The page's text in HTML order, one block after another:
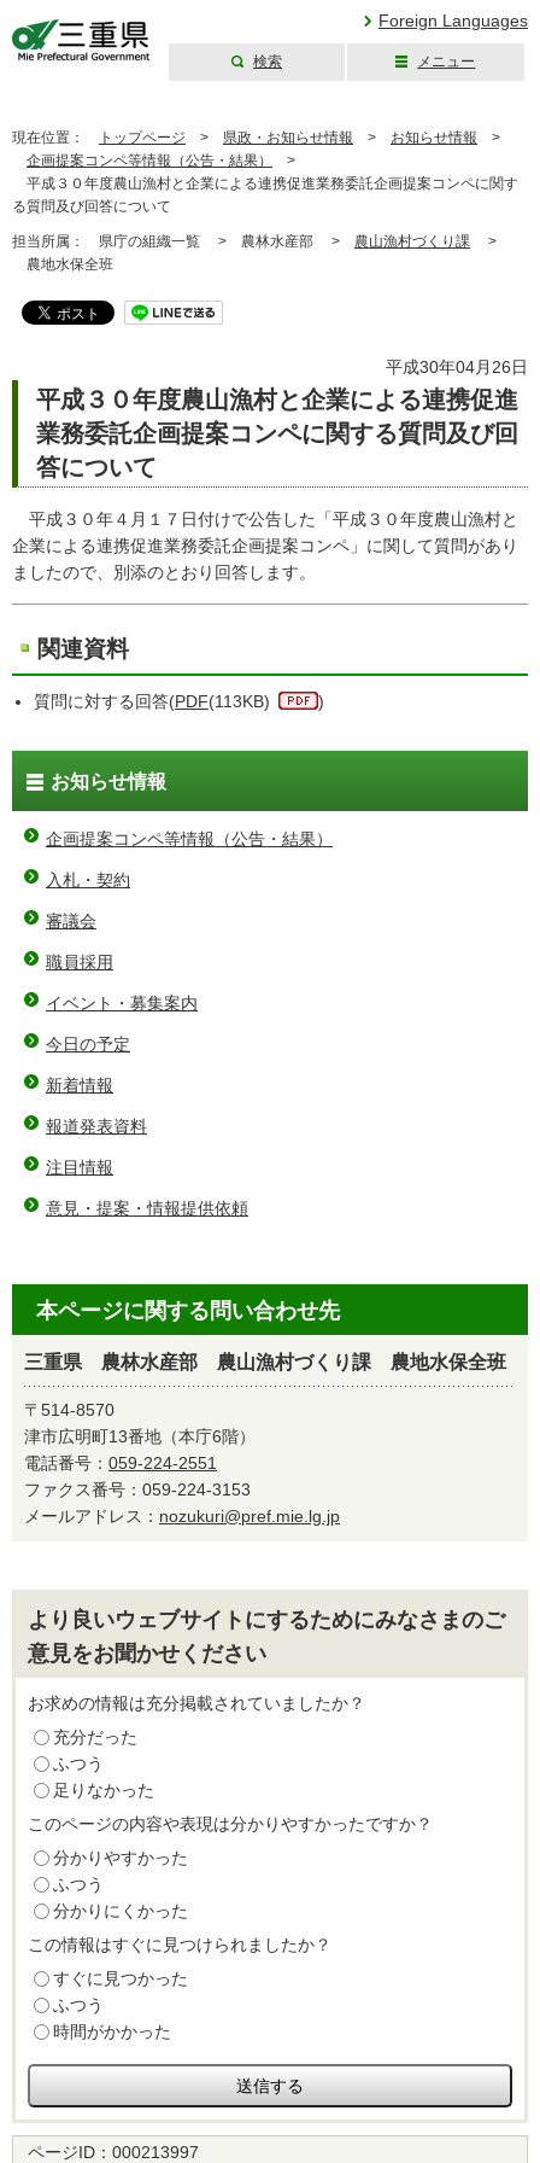
Foreign Languages
検索 メニュー
現在位置： トップページ > 県政・お知らせ情報 > お知らせ情報 >
企画提案コンペ等情報（公告・結果）
>
平成３０年度農山漁村と企業による連携促進業務委託企画提案コンペに関す
る質問及び回答について
担当所属： 県庁の組織一覧 > 農林水産部 > 農山漁村づくり課 >
農地水保全班
平成30年04月26日
平成３０年度農山漁村と企業による連携促進
業務委託企画提案コンペに関する質問及び回
答について
平成３０年４月１７日付けで公告した「平成３０年度農山漁村と
企業による連携促進業務委託企画提案コンペ」に関して質問があり
ましたので、別添のとおり回答します。
関連資料
質問に対する回答(PDF(113KB) )
お知らせ情報
企画提案コンペ等情報（公告・結果）
入札・契約
審議会
職員採用
イベント・募集案内
今日の予定
新着情報
報道発表資料
注目情報
意見・提案・情報提供依頼
本ページに関する問い合わせ先
三重県 農林水産部 農山漁村づくり課 農地水保全班
〒514-8570
津市広明町13番地（本庁6階）
電話番号： 059-224-2551
ファクス番号：059-224-3153
メールアドレス： nozukuri@pref.mie.lg.jp
より良いウェブサイトにするためにみなさまのご
意見をお聞かせください
お求めの情報は充分掲載されていましたか？
充分だった
ふつう
足りなかった
このページの内容や表現は分かりやすかったですか？
分かりやすかった
ふつう
分かりにくかった
この情報はすぐに見つけられましたか？
すぐに見つかった
ふつう
時間がかかった
ページID： 000213997